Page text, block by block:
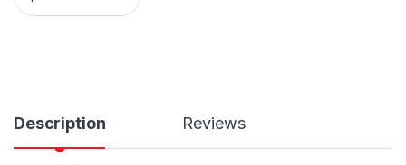
Description Reviews